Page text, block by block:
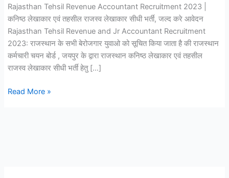
Rajasthan Tehsil Revenue Accountant Recruitment 2023 |
कनिष्ठ लेखाकार एवं तहसील राजस्व लेखाकार सीधी भर्ती, जल्द करे आवेदन
Rajasthan Tehsil Revenue and Jr Accountant Recruitment
2023: राजस्थान के सभी बेरोजगार युवाओ को सूचित किया जाता है की राजस्थान
कर्मचारी चयन बोर्ड , जयपुर के द्वारा राजस्थान कनिष्ठ लेखाकार एवं तहसील
राजस्व लेखाकार सीधी भर्ती हेतु […]
Rajasthan
Read More »